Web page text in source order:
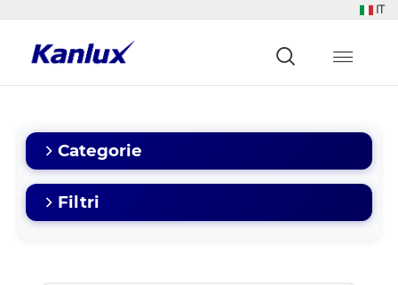
IT
główna
Categorie
Filtri